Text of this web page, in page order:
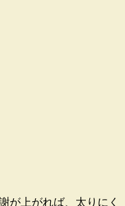
が上がれば、太りにく